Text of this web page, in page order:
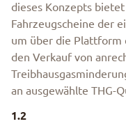
dieses Konzepts
Fahrzeugscheine der
um über die Plattform
den Verkauf von
an ausgewählte THG-
1.2